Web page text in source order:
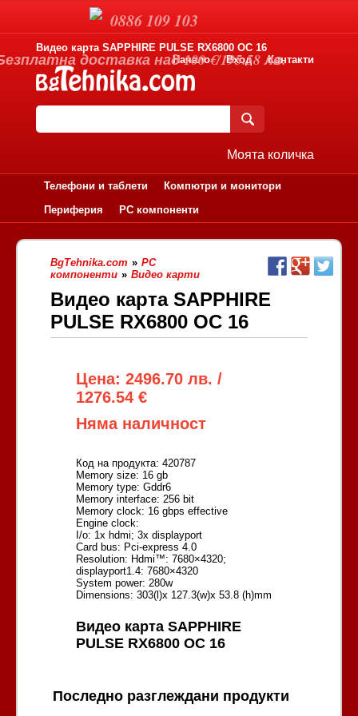
Видео карта SAPPHIRE PULSE RX6800 OC 16
Начало
Вход Контакти
Моята количка
Телефони и таблети
Компютри и монитори
Периферия
PC компоненти
BgTehnika.com » PC
компоненти » Видео карти
Видео карта SAPPHIRE
PULSE RX6800 OC 16
Цена: 2496.70 лв. /
1276.54 €
Няма наличност
Код на продукта: 420787
Memory size: 16 gb
Memory type: Gddr6
Memory interface: 256 bit
Memory clock: 16 gbps effective
Engine clock:
I/o: 1x hdmi; 3x displayport
Card bus: Pci-express 4.0
Resolution: Hdmi™: 7680×4320;
displayport1.4: 7680×4320
System power: 280w
Dimensions: 303(l)x 127.3(w)x 53.8 (h)mm
Видео карта SAPPHIRE
PULSE RX6800 OC 16
Последно разглеждани продукти
0886 109 103
доставка над 100 €/195.58 лв.